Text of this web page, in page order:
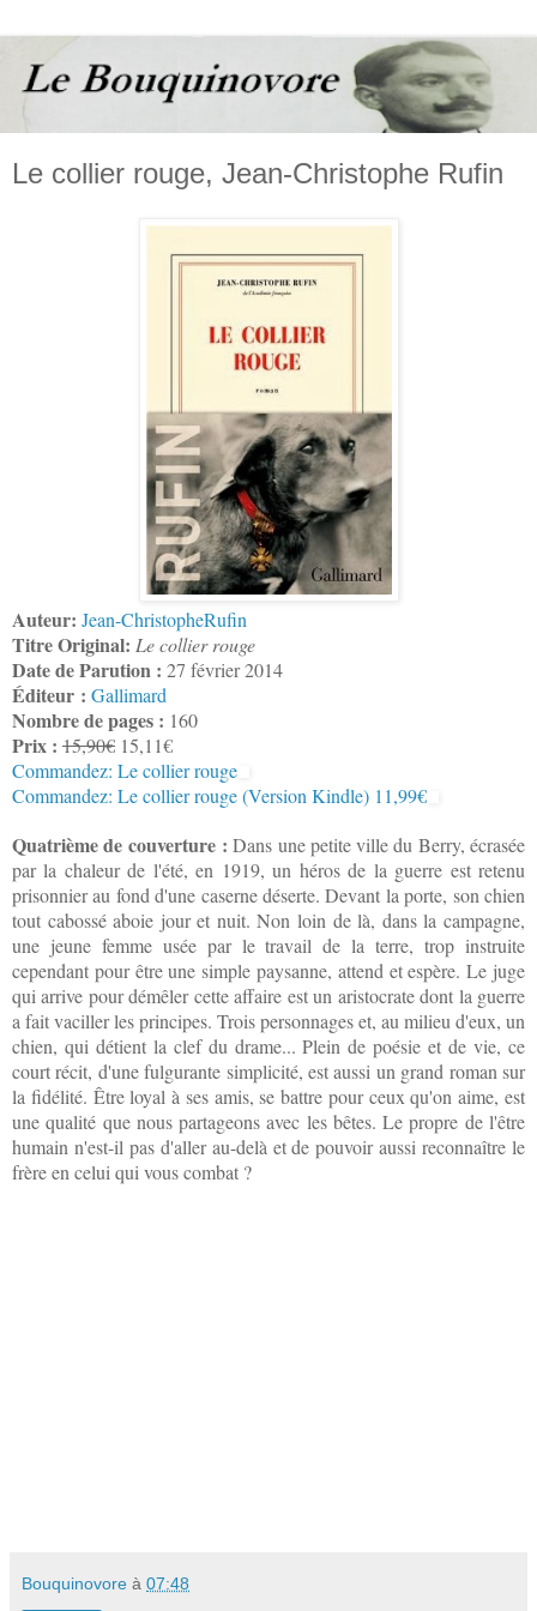
Le collier rouge, Jean-Christophe Rufin
Auteur: Jean-ChristopheRufin
Titre Original: Le collier rouge
Date de Parution : 27 février 2014
Éditeur : Gallimard
Nombre de pages : 160
Prix : 15,90€ 15,11€
Commandez: Le collier rouge
Commandez: Le collier rouge (Version Kindle) 11,99€
Quatrième de couverture : Dans une petite ville du Berry, écrasée
par la chaleur de l'été, en 1919, un héros de la guerre est retenu
prisonnier au fond d'une caserne déserte. Devant la porte, son chien
tout cabossé aboie jour et nuit. Non loin de là, dans la campagne,
une jeune femme usée par le travail de la terre, trop instruite
cependant pour être une simple paysanne, attend et espère. Le juge
qui arrive pour démêler cette affaire est un aristocrate dont la guerre
a fait vaciller les principes. Trois personnages et, au milieu d'eux, un
chien, qui détient la clef du drame... Plein de poésie et de vie, ce
court récit, d'une fulgurante simplicité, est aussi un grand roman sur
la fidélité. Être loyal à ses amis, se battre pour ceux qu'on aime, est
une qualité que nous partageons avec les bêtes. Le propre de l'être
humain n'est-il pas d'aller au-delà et de pouvoir aussi reconnaître le
frère en celui qui vous combat ?
Bouquinovore à 07:48